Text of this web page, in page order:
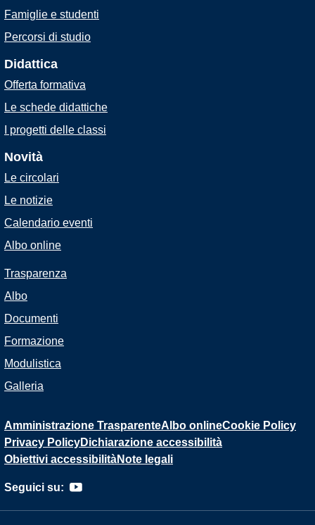
Famiglie e studenti
Percorsi di studio
Didattica
Offerta formativa
Le schede didattiche
I progetti delle classi
Novità
Le circolari
Le notizie
Calendario eventi
Albo online
Trasparenza
Albo
Documenti
Formazione
Modulistica
Galleria
Amministrazione TrasparenteAlbo onlineCookie Policy
Privacy PolicyDichiarazione accessibilità
Obiettivi accessibilitàNote legali
Seguici su: